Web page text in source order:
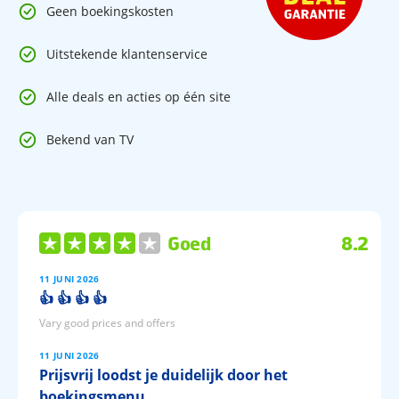
Geen boekingskosten
Uitstekende klantenservice
Alle deals en acties op één site
Bekend van TV
Goed 8.2
11 JUNI 2026
👍 👍 👍 👍
Vary good prices and offers
11 JUNI 2026
Prijsvrij loodst je duidelijk door het